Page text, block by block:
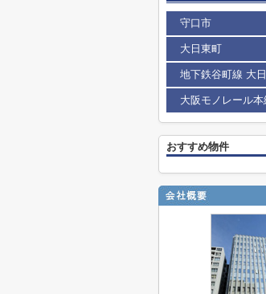
守口市
大日東町
地下鉄谷町線 大日
大阪モノレール本
おすすめ物件